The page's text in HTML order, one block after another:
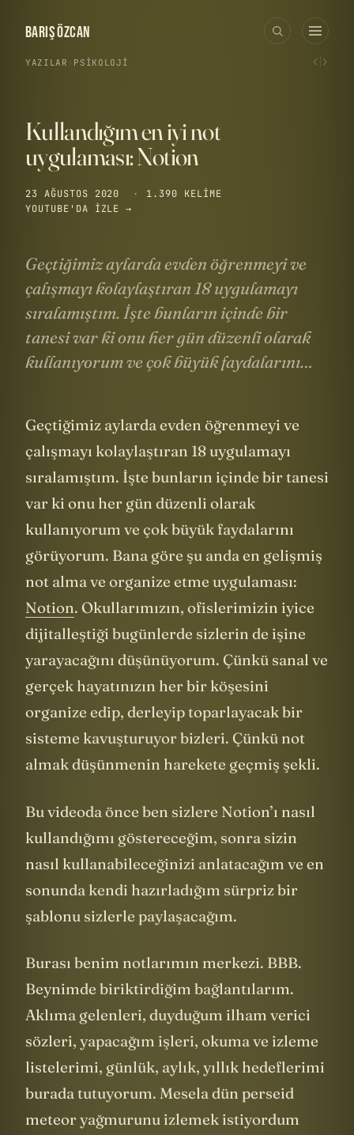
BARIŞ ÖZCAN
YAZILAR PSIKOLOJI ‹ ›
Kullandığım en iyi not
uygulaması: Notion
23 AĞUSTOS 2020 ·
1.390 KELIME
YOUTUBE'DA IZLE →
Geçtiğimiz aylarda evden öğrenmeyi ve
çalışmayı kolaylaştıran 18 uygulamayı
sıralamıştım. İşte bunların içinde bir
tanesi var ki onu her gün düzenli olarak
kullanıyorum ve çok büyük faydalarını…
Geçtiğimiz aylarda evden öğrenmeyi ve
çalışmayı kolaylaştıran 18 uygulamayı
sıralamıştım. İşte bunların içinde bir tanesi
var ki onu her gün düzenli olarak
kullanıyorum ve çok büyük faydalarını
görüyorum. Bana göre şu anda en gelişmiş
not alma ve organize etme uygulaması:
Notion. Okullarımızın, ofislerimizin iyice
dijitalleştiği bugünlerde sizlerin de işine
yarayacağını düşünüyorum. Çünkü sanal ve
gerçek hayatınızın her bir köşesini
organize edip, derleyip toparlayacak bir
sisteme kavuşturuyor bizleri. Çünkü not
almak düşünmenin harekete geçmiş şekli.
Bu videoda önce ben sizlere Notion’ı nasıl
kullandığımı göstereceğim, sonra sizin
nasıl kullanabileceğinizi anlatacağım ve en
sonunda kendi hazırladığım sürpriz bir
şablonu sizlerle paylaşacağım.
Burası benim notlarımın merkezi. BBB.
Beynimde biriktirdiğim bağlantılarım.
Aklıma gelenleri, duyduğum ilham verici
sözleri, yapacağım işleri, okuma ve izleme
listelerimi, günlük, aylık, yıllık hedeflerimi
burada tutuyorum. Mesela dün perseid
meteor yağmurunu izlemek istiyordum